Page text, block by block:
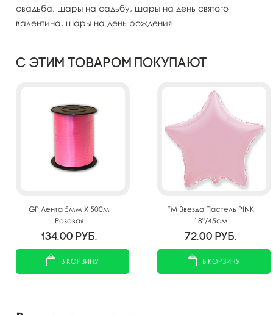
свадьба, шары на садьбу, шары на день святого
валентина, шары на день рождения
С этим товаром покупают
GP Лента 5мм X 500м
Розовая
134.00 руб.
В КОРЗИНУ
FM Звезда Пастель PINK
18"/45см
72.00 руб.
В КОРЗИНУ